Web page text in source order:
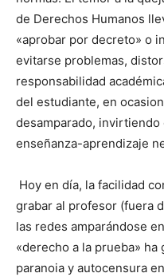
de Derechos Humanos
«aprobar por decreto» o
evitarse problemas,
responsabilidad
del estudiante, en
desamparado,
enseñanza-aprendizaje
Hoy en día, la facilidad
grabar al profesor (fuera
las redes amparándose
«derecho a la prueba»
paranoia y autocensura